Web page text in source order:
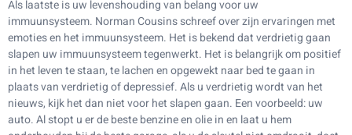
Als laatste is uw levenshouding van belang voor uw
immuunsysteem. Norman Cousins schreef over zijn ervaringen met
emoties en het immuunsysteem. Het is bekend dat verdrietig gaan
slapen uw immuunsysteem tegenwerkt. Het is belangrijk om positief
in het leven te staan, te lachen en opgewekt naar bed te gaan in
plaats van verdrietig of depressief. Als u verdrietig wordt van het
nieuws, kijk het dan niet voor het slapen gaan. Een voorbeeld: uw
auto. Al stopt u er de beste benzine en olie in en laat u hem